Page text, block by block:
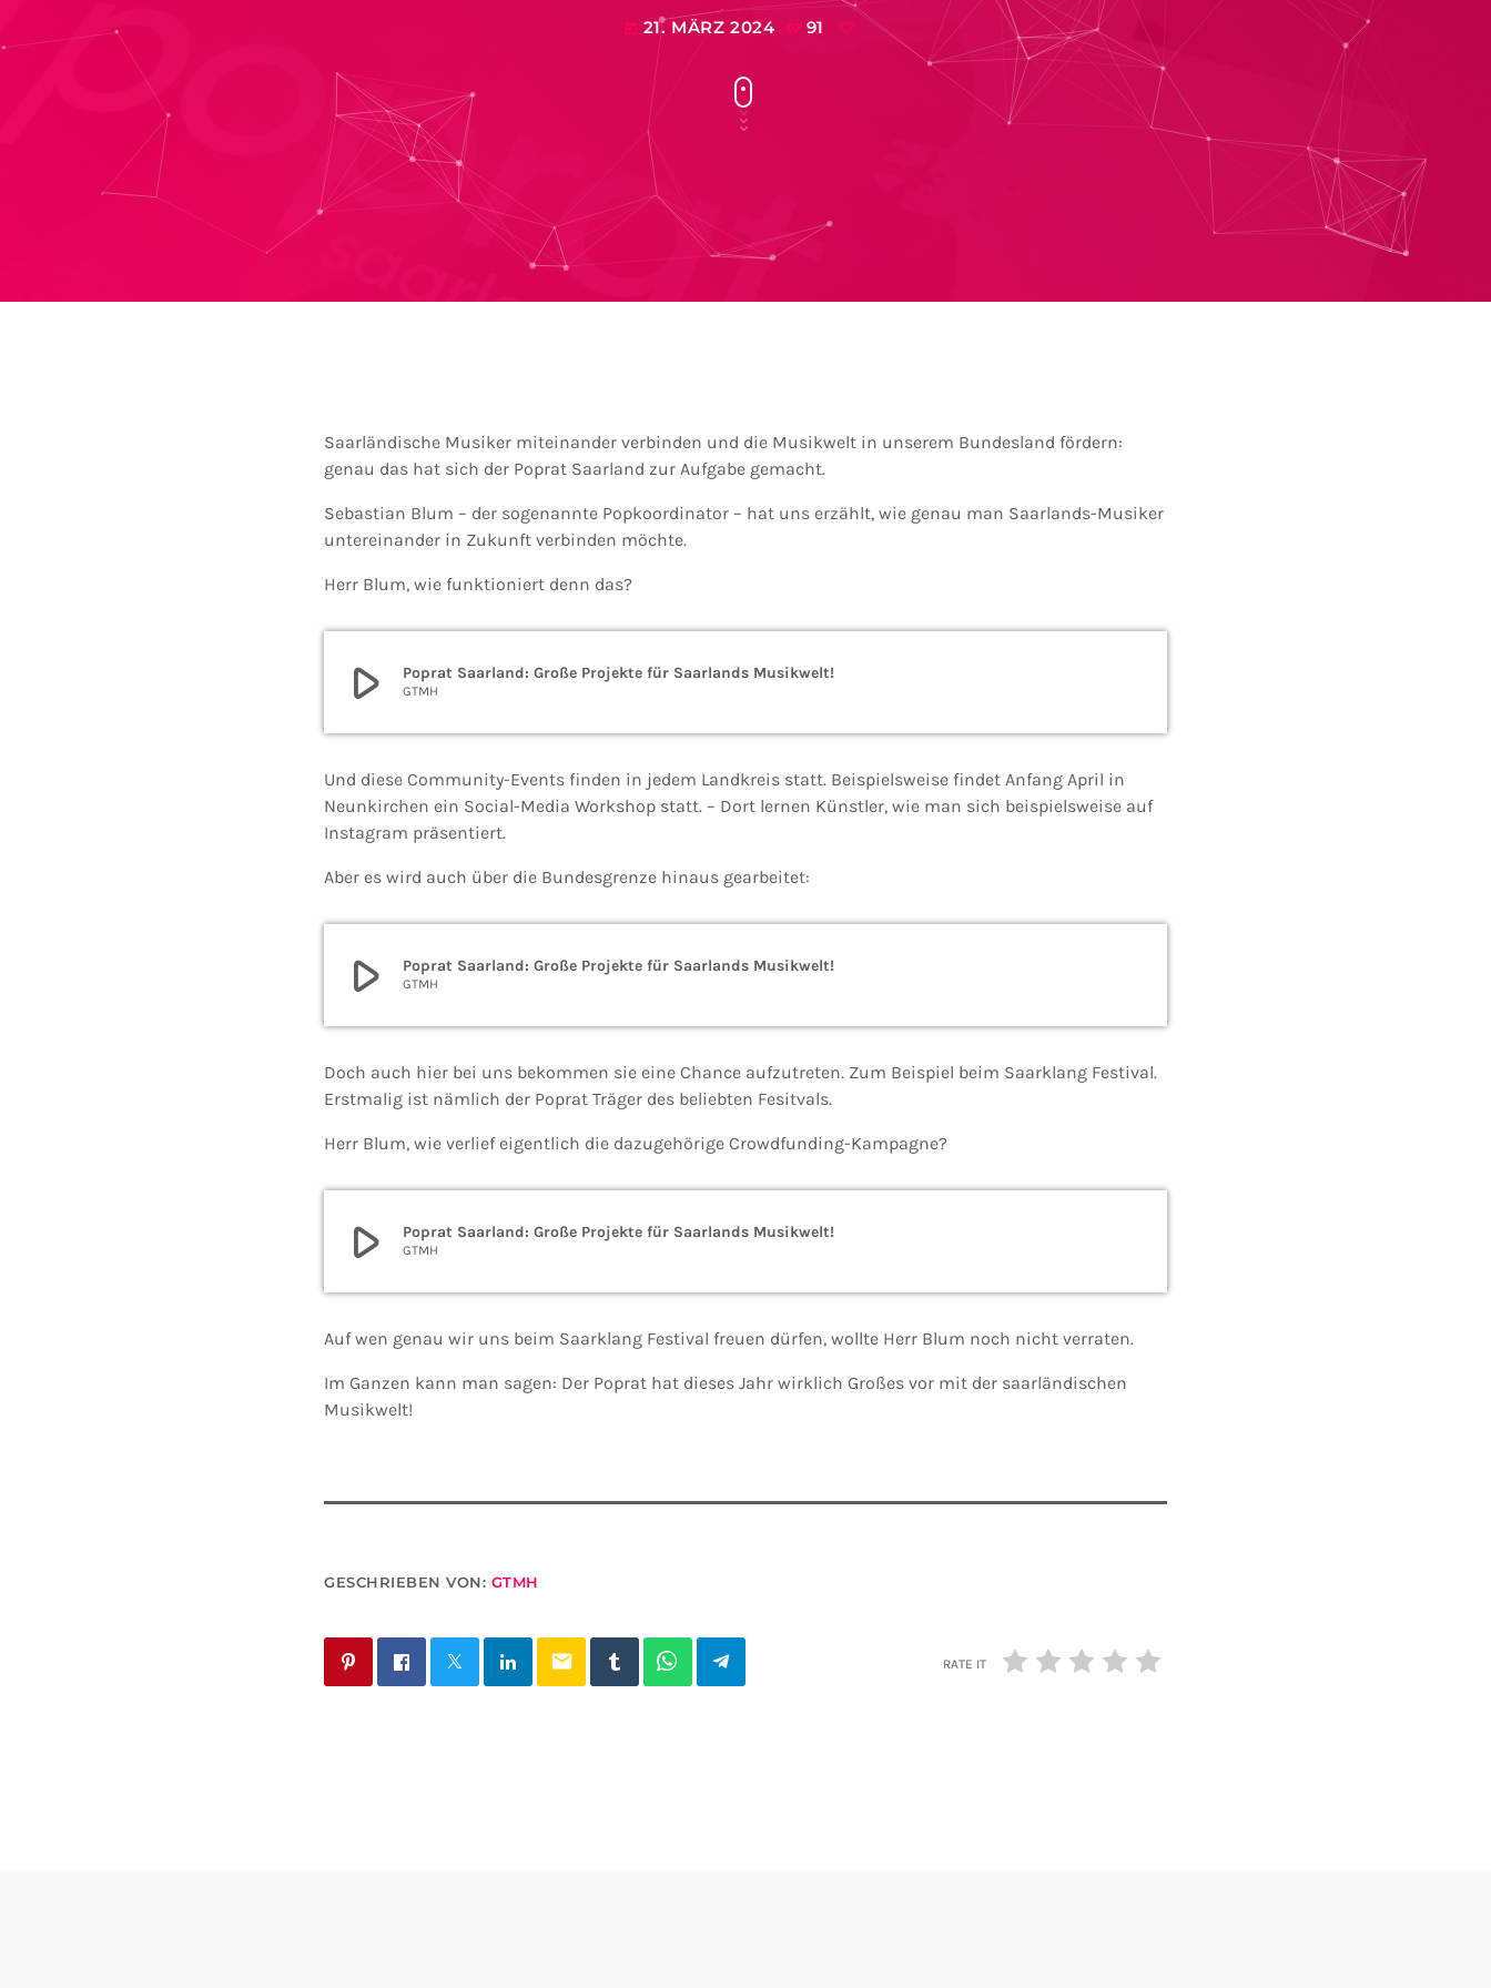
today 21. MÄRZ 2024 91
Saarländische Musiker miteinander verbinden und die Musikwelt in unserem Bundesland fördern:
genau das hat sich der Poprat Saarland zur Aufgabe gemacht.
Sebastian Blum – der sogenannte Popkoordinator – hat uns erzählt, wie genau man Saarlands-Musiker
untereinander in Zukunft verbinden möchte.
Herr Blum, wie funktioniert denn das?
play_arrow Poprat Saarland: Große Projekte für Saarlands Musikwelt!
GTMH
Und diese Community-Events finden in jedem Landkreis statt. Beispielsweise findet Anfang April in
Neunkirchen ein Social-Media Workshop statt. – Dort lernen Künstler, wie man sich beispielsweise auf
Instagram präsentiert.
Aber es wird auch über die Bundesgrenze hinaus gearbeitet:
play_arrow Poprat Saarland: Große Projekte für Saarlands Musikwelt!
GTMH
Doch auch hier bei uns bekommen sie eine Chance aufzutreten. Zum Beispiel beim Saarklang Festival.
Erstmalig ist nämlich der Poprat Träger des beliebten Fesitvals.
Herr Blum, wie verlief eigentlich die dazugehörige Crowdfunding-Kampagne?
play_arrow Poprat Saarland: Große Projekte für Saarlands Musikwelt!
GTMH
Auf wen genau wir uns beim Saarklang Festival freuen dürfen, wollte Herr Blum noch nicht verraten.
Im Ganzen kann man sagen: Der Poprat hat dieses Jahr wirklich Großes vor mit der saarländischen
Musikwelt!
GESCHRIEBEN VON: GTMH
email RATE IT